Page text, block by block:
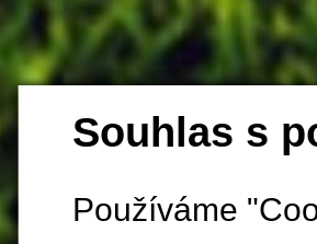
Souhlas s
Používáme